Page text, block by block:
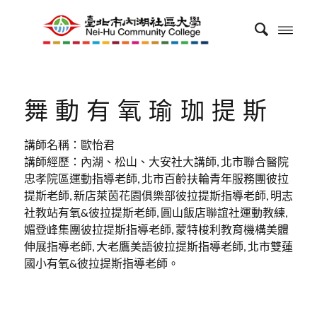
舞動有氧瑜珈提斯
講師名稱：歐怡君
講師經歷：內湖、松山、大安社大講師, 北市聯合醫院
忠孝院區運動指導老師, 北市百齡扶輪青年服務團彼拉
提斯老師, 新店萊茵花園俱樂部彼拉提斯指導老師, 明志
社教站有氧&彼拉提斯老師, 圓山飯店聯誼社運動教練,
媚登峰集團彼拉提斯指導老師, 蒙特梭利教育機構美體
伸展指導老師, 大老鷹美語彼拉提斯指導老師, 北市雙蓮
國小有氧&彼拉提斯指導老師。